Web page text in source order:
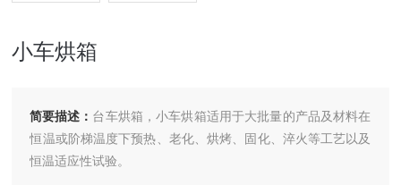
小车烘箱
简要描述： 台车烘箱，小车烘箱适用于大批量的产品及材料在
恒温或阶梯温度下预热、老化、烘烤、固化、淬火等工艺以及
恒温适应性试验。